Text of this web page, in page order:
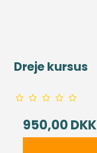
Dreje kursus
950,00 DKK